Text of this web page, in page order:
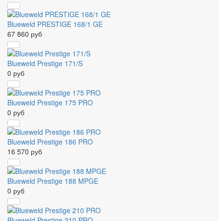
Blueweld PRESTIGE 168/1 GE
67 860 руб
Blueweld Prestige 171/S
0 руб
Blueweld Prestige 175 PRO
0 руб
Blueweld Prestige 186 PRO
16 570 руб
Blueweld Prestige 188 MPGE
0 руб